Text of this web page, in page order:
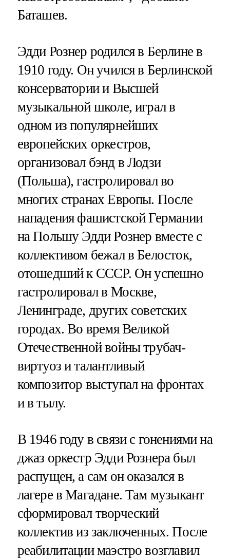
Баташев.
Эдди Рознер родился в Берлине в
1910 году. Он учился в Берлинской
консерватории и Высшей
музыкальной школе, играл в
одном из популярнейших
европейских оркестров,
организовал бэнд в Лодзи
(Польша), гастролировал во
многих странах Европы. После
нападения фашистской Германии
на Польшу Эдди Рознер вместе с
коллективом бежал в Белосток,
отошедший к СССР. Он успешно
гастролировал в Москве,
Ленинграде, других советских
городах. Во время Великой
Отечественной войны трубач-
виртуоз и талантливый
композитор выступал на фронтах
и в тылу.
В 1946 году в связи с гонениями на
джаз оркестр Эдди Рознера был
распущен, а сам он оказался в
лагере в Магадане. Там музыкант
сформировал творческий
коллектив из заключенных. После
реабилитации маэстро возглавил